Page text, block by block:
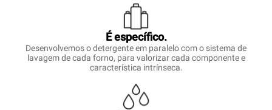
É específico.
Desenvolvemos o detergente em paralelo com o sistema de
lavagem de cada forno, para valorizar cada componente e
característica intrínseca.